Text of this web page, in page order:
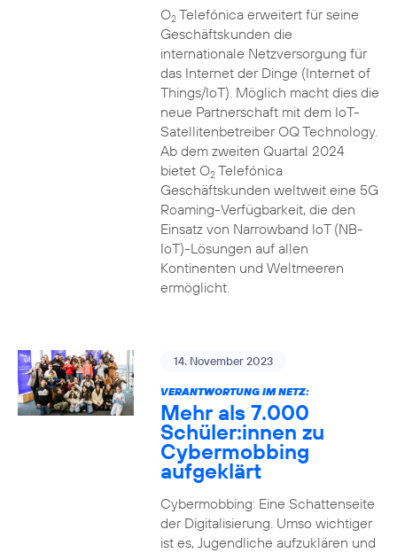
O2Telefónica erweitert für seine
Geschäftskunden die
internationale Netzversorgung für
das Internet der Dinge (Internet of
Things/IoT). Möglich macht dies die
neue Partnerschaft mit dem IoT-
Satellitenbetreiber OQ Technology.
Ab dem zweiten Quartal 2024
bietet O2Telefónica
Geschäftskunden weltweit eine 5G
Roaming-Verfügbarkeit, die den
Einsatz von Narrowband IoT (NB-
IoT)-Lösungen auf allen
Kontinenten und Weltmeeren
ermöglicht.
14. November 2023
VERANTWORTUNG IM NETZ:
Mehr als 7.000
Schüler:innen zu
Cybermobbing
aufgeklärt
Cybermobbing: Eine Schattenseite
der Digitalisierung. Umso wichtiger
ist es, Jugendliche aufzuklären und